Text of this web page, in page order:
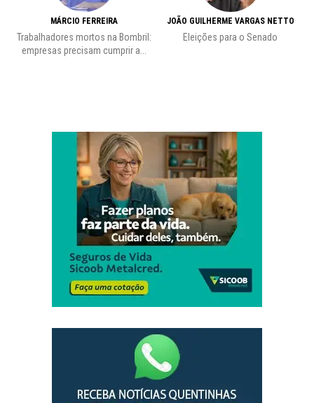
MÁRCIO FERREIRA
Trabalhadores mortos na Bombril:
empresas precisam cumprir a...
JOÃO GUILHERME VARGAS NETTO
Eleições para o Senado